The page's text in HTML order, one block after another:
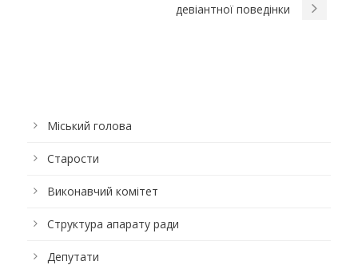
девіантної поведінки
Міський голова
Старости
Виконавчий комітет
Структура апарату ради
Депутати